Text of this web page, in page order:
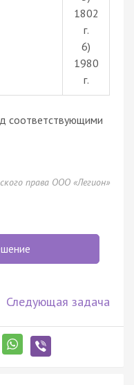
1802
г.
6)
1980
г.
соответствующими
права ООО «Легион»
Следующая задача